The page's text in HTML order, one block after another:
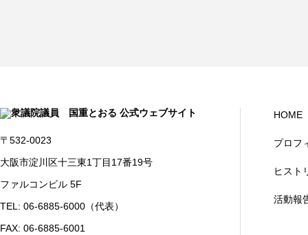
〒532-0023
大阪市淀川区十三東1丁目17番19号
ファルコンビル 5F
TEL: 06-6885-6000（代表）
FAX: 06-6885-6001
HOME
プロフ
ヒスト
活動報